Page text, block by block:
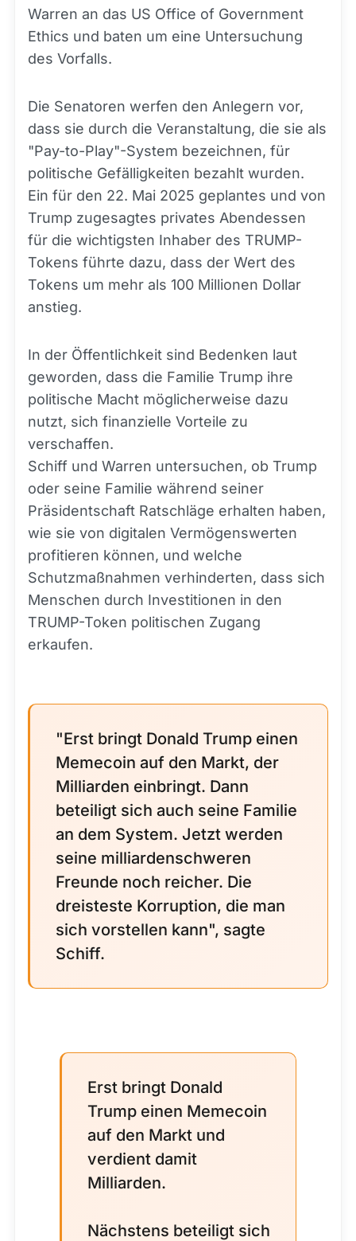
Warren an das US Office of Government
Ethics und baten um eine Untersuchung
des Vorfalls.
Die Senatoren werfen den Anlegern vor,
dass sie durch die Veranstaltung, die sie als
"Pay-to-Play"-System bezeichnen, für
politische Gefälligkeiten bezahlt wurden.
Ein für den 22. Mai 2025 geplantes und von
Trump zugesagtes privates Abendessen
für die wichtigsten Inhaber des TRUMP-
Tokens führte dazu, dass der Wert des
Tokens um mehr als 100 Millionen Dollar
anstieg.
In der Öffentlichkeit sind Bedenken laut
geworden, dass die Familie Trump ihre
politische Macht möglicherweise dazu
nutzt, sich finanzielle Vorteile zu
verschaffen.
Schiff und Warren untersuchen, ob Trump
oder seine Familie während seiner
Präsidentschaft Ratschläge erhalten haben,
wie sie von digitalen Vermögenswerten
profitieren können, und welche
Schutzmaßnahmen verhinderten, dass sich
Menschen durch Investitionen in den
TRUMP-Token politischen Zugang
erkaufen.
"Erst bringt Donald Trump einen
Memecoin auf den Markt, der
Milliarden einbringt. Dann
beteiligt sich auch seine Familie
an dem System. Jetzt werden
seine milliardenschweren
Freunde noch reicher. Die
dreisteste Korruption, die man
sich vorstellen kann", sagte
Schiff.
Erst bringt Donald
Trump einen Memecoin
auf den Markt und
verdient damit
Milliarden.
Nächstens beteiligt sich